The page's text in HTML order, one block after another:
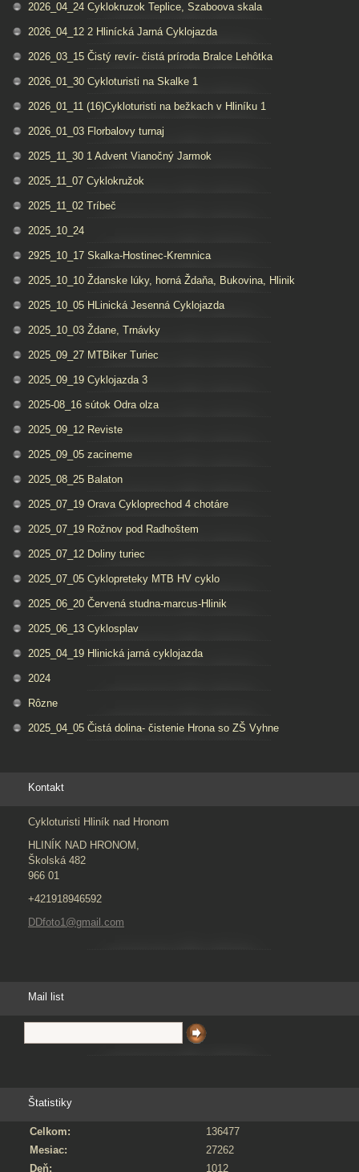
2026_04_24 Cyklokruzok Teplice, Szaboova skala
2026_04_12 2 Hlinícká Jarná Cyklojazda
2026_03_15 Čistý revír- čistá príroda Bralce Lehôtka
2026_01_30 Cykloturisti na Skalke 1
2026_01_11 (16)Cykloturisti na bežkach v Hliníku 1
2026_01_03 Florbalovy turnaj
2025_11_30 1 Advent Vianočný Jarmok
2025_11_07 Cyklokružok
2025_11_02 Tríbeč
2025_10_24
2925_10_17 Skalka-Hostinec-Kremnica
2025_10_10 Ždanske lúky, horná Ždaňa, Bukovina, Hlinik
2025_10_05 HLinická Jesenná Cyklojazda
2025_10_03 Ždane, Trnávky
2025_09_27 MTBiker Turiec
2025_09_19 Cyklojazda 3
2025-08_16 sútok Odra olza
2025_09_12 Reviste
2025_09_05 zacineme
2025_08_25 Balaton
2025_07_19 Orava Cykloprechod 4 chotáre
2025_07_19 Rožnov pod Radhoštem
2025_07_12 Doliny turiec
2025_07_05 Cyklopreteky MTB HV cyklo
2025_06_20 Červená studna-marcus-Hlinik
2025_06_13 Cyklosplav
2025_04_19 Hlinická jarná cyklojazda
2024
Rôzne
2025_04_05 Čistá dolina- čistenie Hrona so ZŠ Vyhne
Kontakt
Cykloturisti Hliník nad Hronom
HLINÍK NAD HRONOM,
Školská 482
966 01
+421918946592
DDfoto1@gmail.com
Mail list
Štatistiky
Celkom:
136477
Mesiac:
27262
Deň:
1012